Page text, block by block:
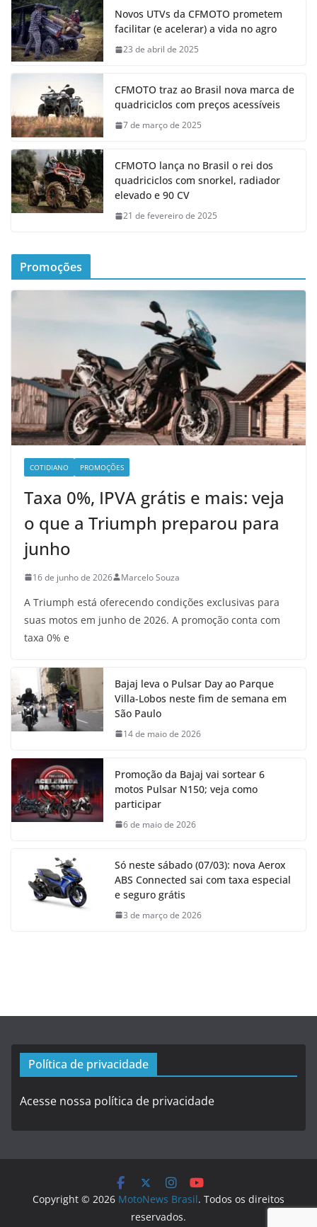
Novos UTVs da CFMOTO prometem
facilitar (e acelerar) a vida no agro
23 de abril de 2025
CFMOTO traz ao Brasil nova marca de
quadriciclos com preços acessíveis
7 de março de 2025
CFMOTO lança no Brasil o rei dos
quadriciclos com snorkel, radiador
elevado e 90 CV
21 de fevereiro de 2025
Promoções
COTIDIANO PROMOÇÕES
Taxa 0%, IPVA grátis e mais: veja
o que a Triumph preparou para
junho
16 de junho de 2026 Marcelo Souza
A Triumph está oferecendo condições exclusivas para
suas motos em junho de 2026. A promoção conta com
taxa 0% e
Bajaj leva o Pulsar Day ao Parque
Villa-Lobos neste fim de semana em
São Paulo
14 de maio de 2026
Promoção da Bajaj vai sortear 6
motos Pulsar N150; veja como
participar
6 de maio de 2026
Só neste sábado (07/03): nova Aerox
ABS Connected sai com taxa especial
e seguro grátis
3 de março de 2026
Política de privacidade
Acesse nossa política de privacidade
Copyright © 2026 MotoNews Brasil. Todos os direitos
reservados.